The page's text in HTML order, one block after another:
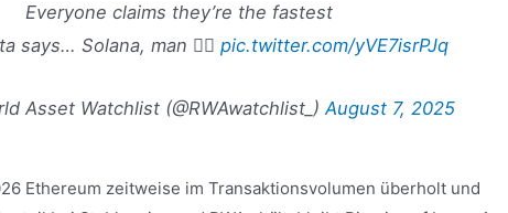
Everyone claims they’re the fastest
says… Solana, man 😮‍💨 pic.twitter.com/yVE7isrPJq
Asset Watchlist (@RWAwatchlist_) August 7, 2025
Ethereum zeitweise im Transaktionsvolumen überholt und